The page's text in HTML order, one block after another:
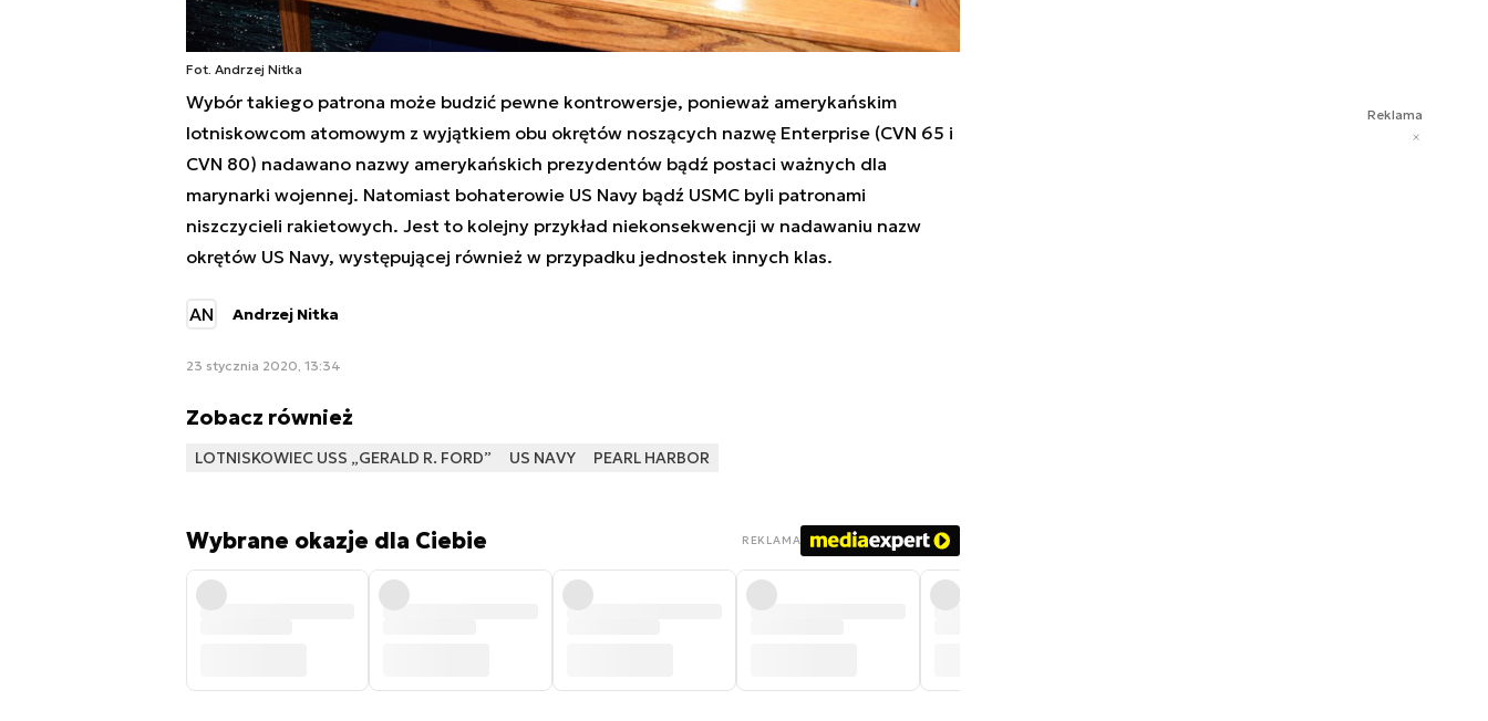
Fot. Andrzej Nitka
Wybór takiego patrona może budzić pewne kontrowersje, ponieważ amerykańskim
lotniskowcom atomowym z wyjątkiem obu okrętów noszących nazwę Enterprise(CVN 65 i
CVN 80) nadawano nazwy amerykańskich prezydentów bądź postaci ważnych dla
marynarki wojennej. Natomiast bohaterowie US Navy bądź USMC byli patronami
niszczycieli rakietowych. Jest to kolejny przykład niekonsekwencji w nadawaniu nazw
okrętów US Navy, występującej również w przypadku jednostek innych klas.
AN Andrzej Nitka
23 stycznia 2020, 13:34
Zobacz również
LOTNISKOWIEC USS „GERALD R. FORD” US NAVY PEARL HARBOR
Wybrane okazje dla Ciebie REKLAMA
Reklama